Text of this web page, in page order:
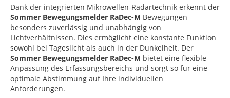
Dank der integrierten Mikrowellen-Radartechnik erkennt der
Sommer Bewegungsmelder RaDec-M Bewegungen
besonders zuverlässig und unabhängig von
Lichtverhältnissen. Dies ermöglicht eine konstante Funktion
sowohl bei Tageslicht als auch in der Dunkelheit. Der
Sommer Bewegungsmelder RaDec-M bietet eine flexible
Anpassung des Erfassungsbereichs und sorgt so für eine
optimale Abstimmung auf Ihre individuellen
Anforderungen.